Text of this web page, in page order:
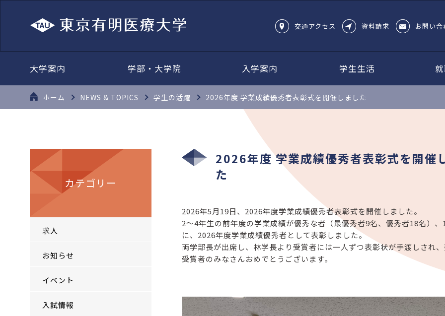
交通アクセス 資料請求 お問い合
大学案内 学部・大学院 入学案内 学生生活
ホーム NEWS & TOPICS 学生の活躍 2026年度 学業成績優秀者表彰式を開催しました
カテゴリー
求人
お知らせ
イベント
入試情報
2026年度 学業成績優秀者表彰式を開催
た
2026年5月19日、2026年度学業成績優秀者表彰式を開催しました。
2～4年生の前年度の学業成績が優秀な者（最優秀者9名、優秀者18名）
に、2026年度学業成績優秀者として表彰しました。
両学部長が出席し、林学長より受賞者には一人ずつ表彰状が手渡しされ
受賞者のみなさんおめでとうございます。